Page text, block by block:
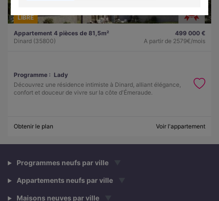
LIBRE
Appartement 4 pièces de 81,5m²
Dinard (35800)
499 000 €
A partir de 2579€/mois
Programme : Lady
Découvrez une résidence intimiste à Dinard, alliant élégance,
confort et douceur de vivre sur la côte d'Émeraude.
Obtenir le plan Voir l'appartement
Programmes neufs par ville
Appartements neufs par ville
Maisons neuves par ville